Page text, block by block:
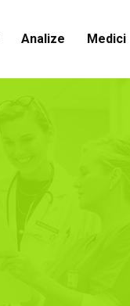
Analize Medici